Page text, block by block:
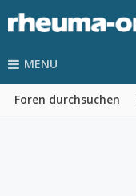
MENU
Foren durchsuchen